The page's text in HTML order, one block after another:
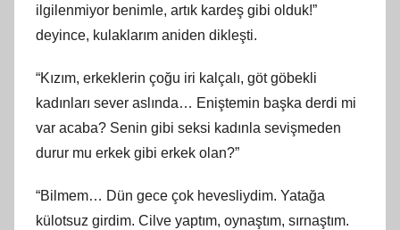
ilgilenmiyor benimle, artık kardeş gibi olduk!”
deyince, kulaklarım aniden dikleşti.
“Kızım, erkeklerin çoğu iri kalçalı, göt göbekli
kadınları sever aslında… Eniştemin başka derdi mi
var acaba? Senin gibi seksi kadınla sevişmeden
durur mu erkek gibi erkek olan?”
“Bilmem… Dün gece çok hevesliydim. Yatağa
külotsuz girdim. Cilve yaptım, oynaştım, sırnaştım.